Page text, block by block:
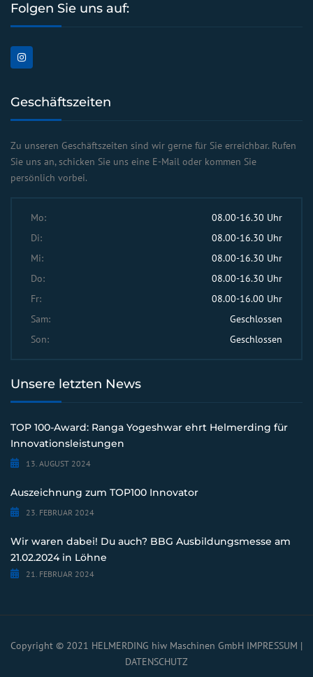
Folgen Sie uns auf:
Geschäftszeiten
Zu unseren Geschäftszeiten sind wir gerne für Sie erreichbar. Rufen
Sie uns an, schicken Sie uns eine E-Mail oder kommen Sie
persönlich vorbei.
Mo:
08.00-16.30 Uhr
Di:
08.00-16.30 Uhr
Mi:
08.00-16.30 Uhr
Do:
08.00-16.30 Uhr
Fr:
08.00-16.00 Uhr
Sam:
Geschlossen
Son:
Geschlossen
Unsere letzten News
TOP 100-Award: Ranga Yogeshwar ehrt Helmerding für
Innovationsleistungen
13. AUGUST 2024
Auszeichnung zum TOP100 Innovator
23. FEBRUAR 2024
Wir waren dabei! Du auch? BBG Ausbildungsmesse am
21.02.2024 in Löhne
21. FEBRUAR 2024
Copyright © 2021 HELMERDING hiw Maschinen GmbH IMPRESSUM |
DATENSCHUTZ